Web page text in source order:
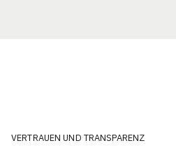
VERTRAUEN UND TRANSPARENZ